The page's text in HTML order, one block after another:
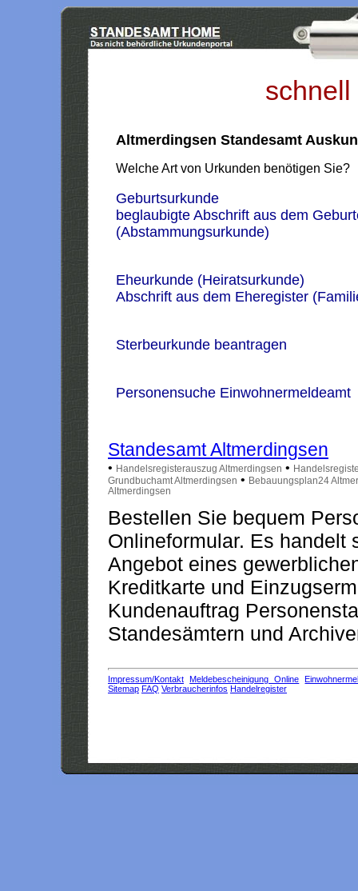
Altmerdingsen Standesamt
Welche Art von Urkunden benötigen Sie?
Geburtsurkunde
beglaubigte Abschrift aus dem
(Abstammungsurkunde)
Eheurkunde (Heiratsurkunde)
Abschrift aus dem Eheregister
Sterbeurkunde beantragen
Personensuche Einwohnermeldeamt
Standesamt Altmerdingsen
• Handelsregisterauszug Altmerdingsen •
Grundbuchamt Altmerdingsen • Bebauungsplan24
Altmerdingsen
Bestellen Sie bequem
Onlineformular. Es handelt
Angebot eines
Kreditkarte und
Kundenauftrag
Standesämtern und
Impressum/Kontakt Meldebescheinigung Online
Sitemap FAQ Verbraucherinfos Handelregister